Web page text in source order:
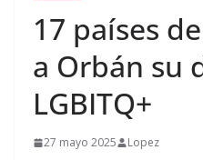
17 países
a Orbán su
LGBITQ+
27 mayo 2025 Lopez